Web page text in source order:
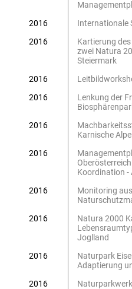
2016
Internationale
2016
Kartierung
zwei Natura
Steiermark
2016
2016
Lenkung der
2016
Karnische
2016
Koordination -
2016
Monitoring
2016
Natura 2000
Joglland
2016
Naturpark
Adaptierung
2016